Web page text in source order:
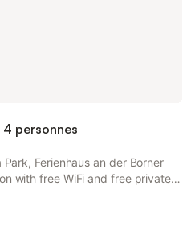
personnes
Ferienhaus an der Borner
with free WiFi and free private